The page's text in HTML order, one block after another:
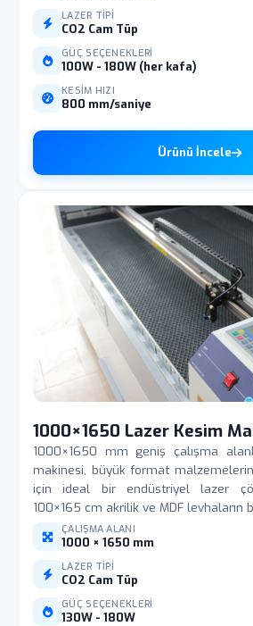
LAZER TIPI
CO2 Cam Tüp
GÜÇ SEÇENEKLERI
100W - 180W (her kafa)
KESIM HIZI
800 mm/saniye
Ürünü İncele
1000×1650 Lazer Kesim
1000×1650 mm geniş çalışma
makinesi, büyük format
için ideal bir endüstriyel lazer
100×165 cm akrilik ve MDF levhaların
ÇALIŞMA ALANI
1000 × 1650 mm
LAZER TIPI
CO2 Cam Tüp
GÜÇ SEÇENEKLERI
130W - 180W